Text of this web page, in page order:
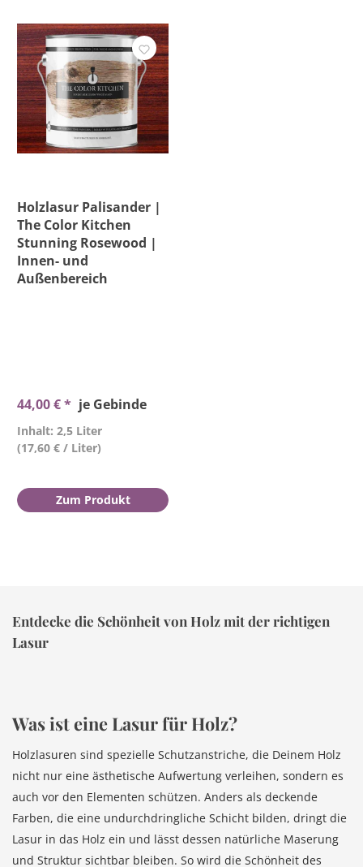
Holzlasur Palisander |
The Color Kitchen
Stunning Rosewood |
Innen- und
Außenbereich
44,00 € * je Gebinde
Inhalt: 2,5 Liter
(17,60 € / Liter)
Zum Produkt
Entdecke die Schönheit von Holz mit der richtigen
Lasur
Was ist eine Lasur für Holz?
Holzlasuren sind spezielle Schutzanstriche, die Deinem Holz
nicht nur eine ästhetische Aufwertung verleihen, sondern es
auch vor den Elementen schützen. Anders als deckende
Farben, die eine undurchdringliche Schicht bilden, dringt die
Lasur in das Holz ein und lässt dessen natürliche Maserung
und Struktur sichtbar bleiben. So wird die Schönheit des